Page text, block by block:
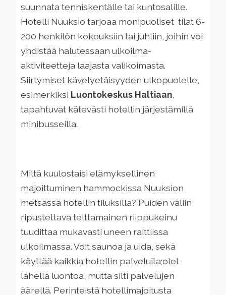
suunnata tenniskentälle tai kuntosalille.
Hotelli Nuuksio tarjoaa monipuoliset tilat 6-
200 henkilön kokouksiin tai juhliin, joihin voi
yhdistää halutessaan ulkoilma-
aktiviteetteja laajasta valikoimasta.
Siirtymiset kävelyetäisyyden ulkopuolelle,
esimerkiksi Luontokeskus Haltiaan
tapahtuvat kätevästi hotellin järjestämillä
minibusseilla.
Miltä kuulostaisi elämyksellinen
majoittuminen hammockissa Nuuksion
metsässä hotellin tiluksilla? Puiden väliin
ripustettava telttamainen riippukeinu
tuudittaa mukavasti uneen raittiissa
ulkoilmassa. Voit saunoa ja uida, sekä
käyttää kaikkia hotellin palveluita;olet
lähellä luontoa, mutta silti palvelujen
äärellä. Perinteistä hotellimajoitusta